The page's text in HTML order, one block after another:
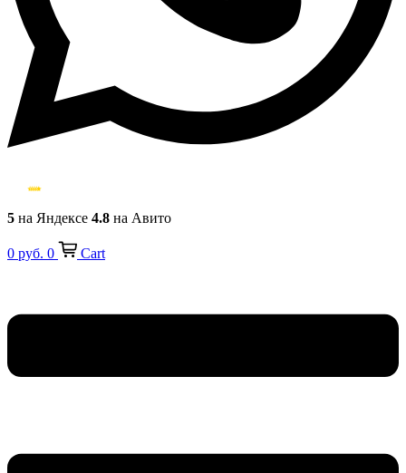
5 на Яндексе 4.8 на Авито
0 руб. 0 Cart